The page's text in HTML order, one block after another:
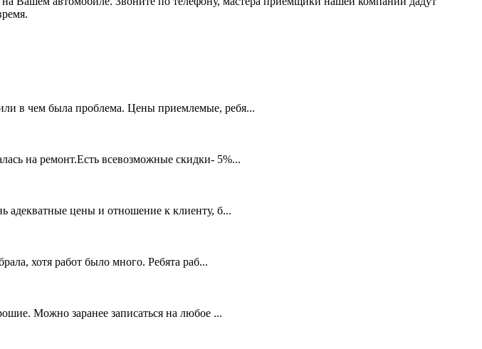
в чем была проблема. Цены приемлемые, ребя...
на ремонт.Есть всевозможные скидки- 5%...
адекватные цены и отношение к клиенту, б...
хотя работ было много. Ребята раб...
Можно заранее записаться на любое ...